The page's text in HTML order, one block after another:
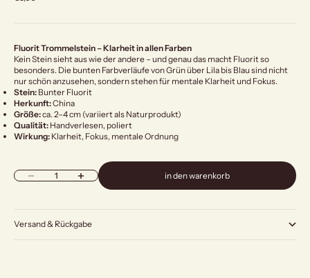
Fluorit Trommelstein – Klarheit in allen Farben
Kein Stein sieht aus wie der andere – und genau das macht Fluorit so
besonders. Die bunten Farbverläufe von Grün über Lila bis Blau sind nicht
nur schön anzusehen, sondern stehen für mentale Klarheit und Fokus.
Stein: Bunter Fluorit
Herkunft:China
Größe:ca. 2–4 cm (variiert als Naturprodukt)
Qualität: Handverlesen, poliert
Wirkung: Klarheit, Fokus, mentale Ordnung
Anzahl verringernAnzahl erhöhen in den warenkorb
Versand & Rückgabe